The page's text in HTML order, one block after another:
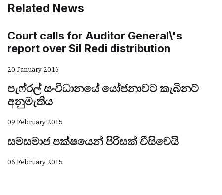
Related News
Court calls for Auditor General\'s
report over Sil Redi distribution
20 January 2016
පැෆ්රල් සංවිධානයේ යෝජනාවට කැබිනට්
අනුමැතිය
09 February 2015
සමසමාජ පක්ෂයෙන් පිරිසක් වීසිවෙයි
06 February 2015